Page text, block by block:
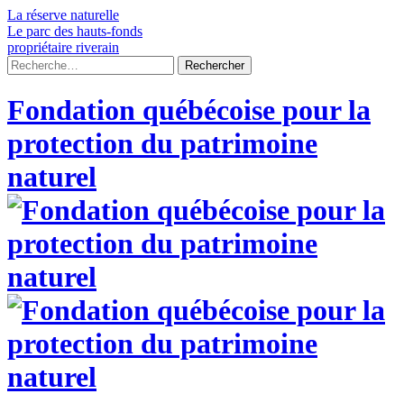
Skip
to
content
La réserve naturelle
Le parc des hauts-fonds
propriétaire riverain
Rechercher :
Fondation québécoise pour la
protection du patrimoine
naturel